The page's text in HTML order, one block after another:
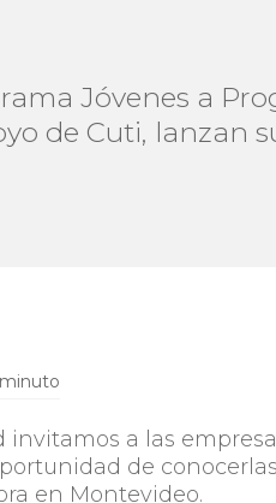
Jóvenes a
de Cuti, lanzan
minuto
invitamos a las
de
en Montevideo.